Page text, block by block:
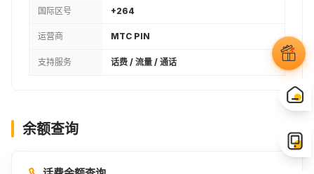
国际区号 +264
运营商 MTC PIN
支持服务 话费 / 流量 / 通话
余额查询